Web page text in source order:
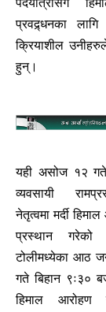
प्रवद्र्धनका लागि
क्रियाशील
हुन्।
यही असोज १२
व्यवसायी
नेतृत्वमा मर्दी
प्रस्थान
टोलीमध्येका आठ
गते बिहान ९ः३०
हिमाल आरोहण